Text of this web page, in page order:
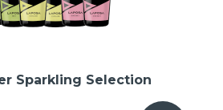
Sparkling Selection